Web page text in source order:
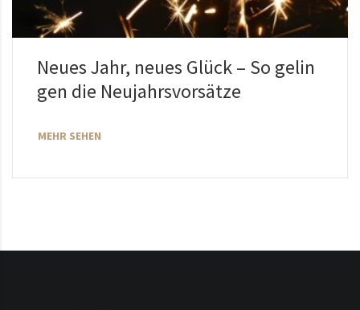
Neues Jahr, neues Glück – So gelin
gen die Neujahrsvorsätze
MEHR SEHEN